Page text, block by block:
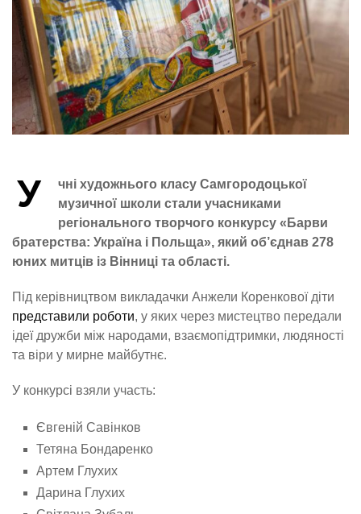
У
чні художнього класу Самгородоцької
музичної школи стали учасниками
регіонального творчого конкурсу «Барви
братерства: Україна і Польща», який об’єднав 278
юних митців із Вінниці та області.
Під керівництвом викладачки Анжели Коренкової діти
представили роботи, у яких через мистецтво передали
ідеї дружби між народами, взаємопідтримки, людяності
та віри у мирне майбутнє.
У конкурсі взяли участь:
Євгеній Савінков
Тетяна Бондаренко
Артем Глухих
Дарина Глухих